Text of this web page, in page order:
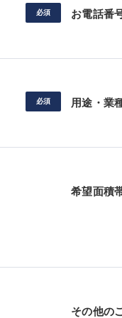
お電話番
用途・業
希望面積
その他の